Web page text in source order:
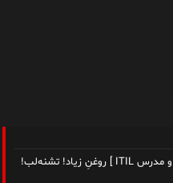
هادی احمدی (سروش): [ نویسنده، شاعر و مدرس ITIL ] روغنِ زیاد! تشنه‌لب!